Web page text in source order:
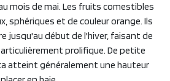
mois de mai. Les fruits comestibles
sphériques et de couleur orange. Ils
jusqu'au début de l'hiver, faisant de
prolifique. De petite
atteint généralement une hauteur